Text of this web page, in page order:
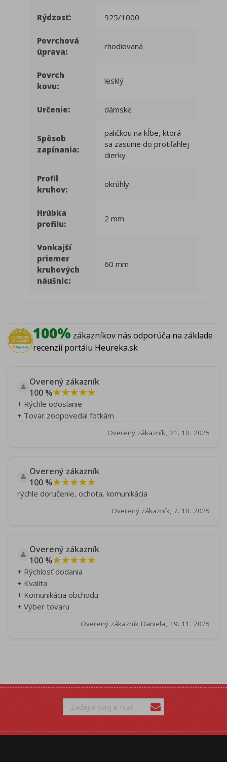
Rýdzosť: 925/1000
Povrchová
úprava:
rhodiovaná
Povrch
kovu:
lesklý
Určenie: dámske
Spôsob
zapínania:
paličkou na kĺbe, ktorá
sa zasunie do protiľahlej
dierky
Profil
kruhov:
okrúhly
Hrúbka
profilu:
2 mm
Vonkajší
priemer
kruhových
náušníc:
60 mm
100% zákazníkov nás odporúča na základe
recenzií portálu Heureka.sk
👤 Overený zákazník
100 %★★★★★
+ Rýchle odoslanie
+ Tovar zodpovedal fotkám
Overený zákazník, 21. 10. 2025
👤 Overený zákazník
100 %★★★★★
rýchle doručenie, ochota, komunikácia
Overený zákazník, 7. 10. 2025
👤 Overený zákazník
100 %★★★★★
+ Rýchlosť dodania
+ Kvalita
+ Komunikácia obchodu
+ Výber tovaru
Overený zákazník Daniela, 19. 11. 2025